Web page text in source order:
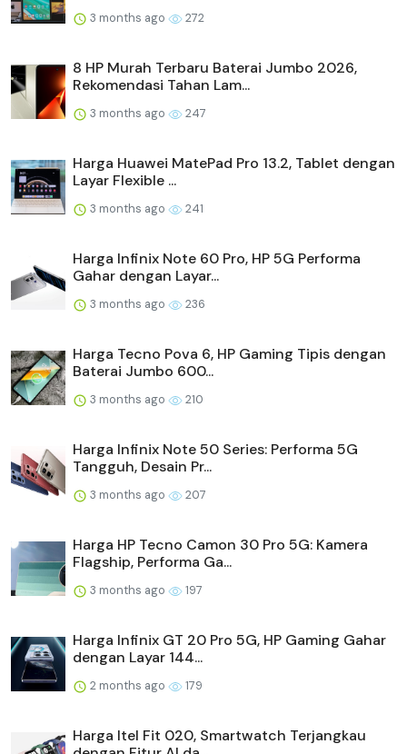
3 months ago 272
8 HP Murah Terbaru Baterai Jumbo 2026,
Rekomendasi Tahan Lam...
3 months ago 247
Harga Huawei MatePad Pro 13.2, Tablet dengan
Layar Flexible ...
3 months ago 241
Harga Infinix Note 60 Pro, HP 5G Performa
Gahar dengan Layar...
3 months ago 236
Harga Tecno Pova 6, HP Gaming Tipis dengan
Baterai Jumbo 600...
3 months ago 210
Harga Infinix Note 50 Series: Performa 5G
Tangguh, Desain Pr...
3 months ago 207
Harga HP Tecno Camon 30 Pro 5G: Kamera
Flagship, Performa Ga...
3 months ago 197
Harga Infinix GT 20 Pro 5G, HP Gaming Gahar
dengan Layar 144...
2 months ago 179
Harga Itel Fit 020, Smartwatch Terjangkau